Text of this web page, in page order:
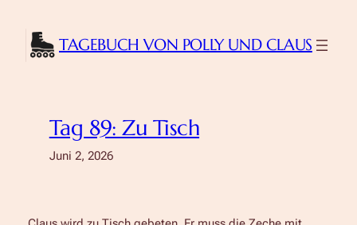
Inhalt
springen TAGEBUCH VON POLLY UND CLAUS
Tag 89: Zu Tisch
Juni 2, 2026